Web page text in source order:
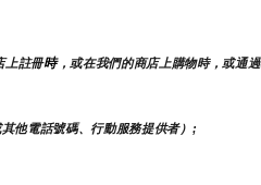
上註冊時，或在我們的商店上購物時，或通
他電話號碼、行動服務提供者）;